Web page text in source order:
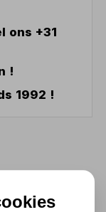
ons +31
!
1992 !
band